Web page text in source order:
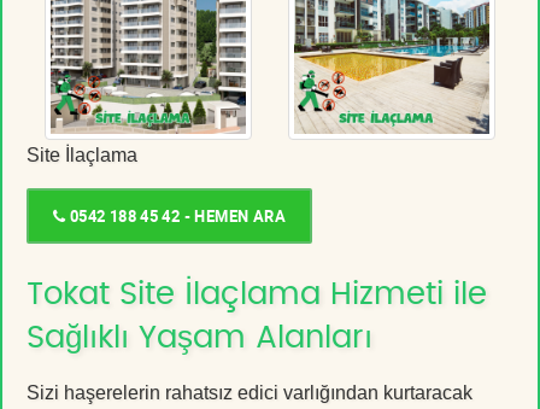
Site İlaçlama
0542 188 45 42 - HEMEN ARA
Tokat Site İlaçlama Hizmeti ile
Sağlıklı Yaşam Alanları
Sizi haşerelerin rahatsız edici varlığından kurtaracak